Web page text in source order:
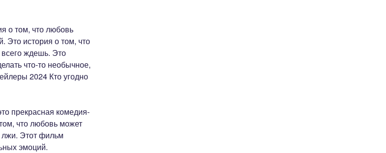
о том, что любовь
Это история о том, что
ждешь. Это
что-то необычное,
2024 Кто угодно
прекрасная комедия-
что любовь может
лжи. Этот фильм
эмоций.